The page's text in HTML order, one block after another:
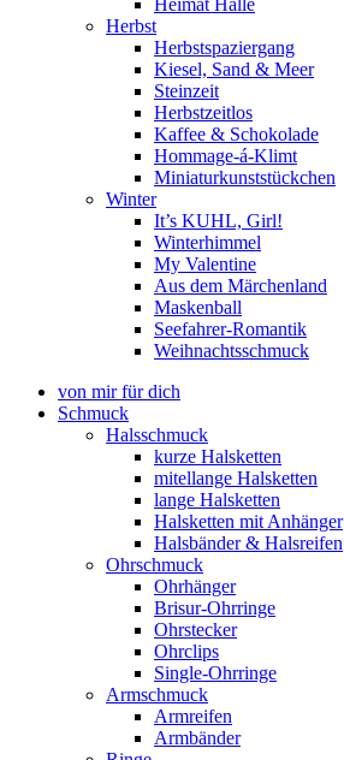
Heimat Halle
Herbst
Herbstspaziergang
Kiesel, Sand & Meer
Steinzeit
Herbstzeitlos
Kaffee & Schokolade
Hommage-á-Klimt
Miniaturkunststückchen
Winter
It’s KUHL, Girl!
Winterhimmel
My Valentine
Aus dem Märchenland
Maskenball
Seefahrer-Romantik
Weihnachtsschmuck
von mir für dich
Schmuck
Halsschmuck
kurze Halsketten
mitellange Halsketten
lange Halsketten
Halsketten mit Anhänger
Halsbänder & Halsreifen
Ohrschmuck
Ohrhänger
Brisur-Ohrringe
Ohrstecker
Ohrclips
Single-Ohrringe
Armschmuck
Armreifen
Armbänder